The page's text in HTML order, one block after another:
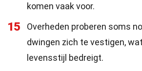
komen vaak voor.
15
Overheden proberen soms
dwingen zich te vestigen,
levensstijl bedreigt.